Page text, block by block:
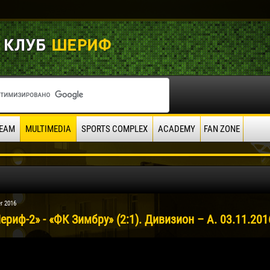
MULTIMEDIA SPORTS COMPLEX ACADEMY FAN ZONE
2016
2» - «ФК Зимбру» (2:1). Дивизион – А.